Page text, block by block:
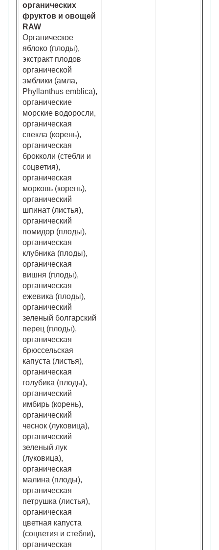
органических
фруктов и овощей
RAW
Органическое
яблоко (плоды),
экстракт плодов
органической
эмблики (амла,
Phyllanthus emblica),
органические
морские водоросли,
органическая
свекла (корень),
органическая
брокколи (стебли и
соцветия),
органическая
морковь (корень),
органический
шпинат (листья),
органический
помидор (плоды),
органическая
клубника (плоды),
органическая
вишня (плоды),
органическая
ежевика (плоды),
органический
зеленый болгарский
перец (плоды),
органическая
брюссельская
капуста (листья),
органическая
голубика (плоды),
органический
имбирь (корень),
органический
чеснок (луковица),
органический
зеленый лук
(луковица),
органическая
малина (плоды),
органическая
петрушка (листья),
органическая
цветная капуста
(соцветия и стебли),
органическая